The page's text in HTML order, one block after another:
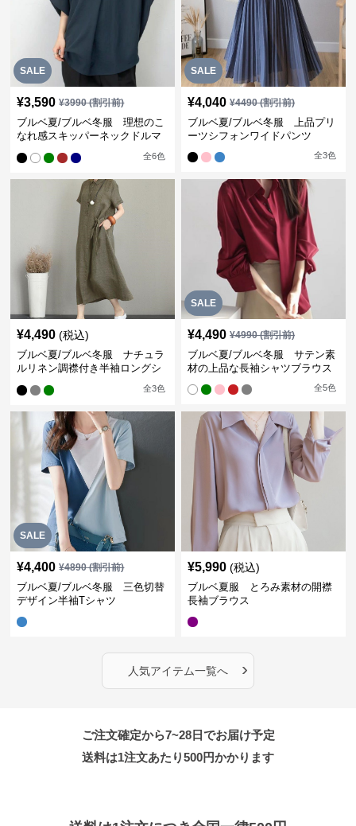
SALE
¥3,590 ¥3990(割引前)
ブルベ夏/ブルベ冬服 理想のこ
なれ感スキッパーネックドルマ
全6色
SALE
¥4,040 ¥4490(割引前)
ブルベ夏/ブルベ冬服 上品プリ
ーツシフォンワイドパンツ
全3色
¥4,490 (税込)
ブルベ夏/ブルベ冬服 ナチュラ
ルリネン調襟付き半袖ロングシ
全3色
SALE
¥4,490 ¥4990(割引前)
ブルベ夏/ブルベ冬服 サテン素
材の上品な長袖シャツブラウス
全5色
SALE
¥4,400 ¥4890(割引前)
ブルベ夏/ブルベ冬服 三色切替
デザイン半袖Tシャツ
¥5,990 (税込)
ブルベ夏服 とろみ素材の開襟
長袖ブラウス
人気アイテム一覧へ ›
ご注文確定から7~28日でお届け予定
送料は1注文あたり500円かかります